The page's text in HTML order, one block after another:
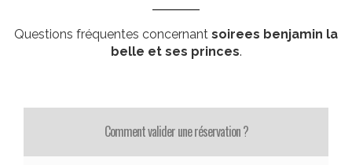
Questions fréquentes concernant soirees benjamin la
belle et ses princes.
Comment valider une réservation ?